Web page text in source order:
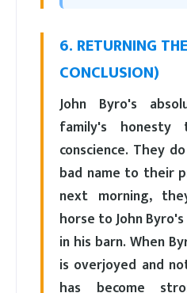
6. RETURNING
CONCLUSION)
John Byro's
family's honesty
conscience. They
bad name to their
next morning,
horse to John
in his barn. When
is overjoyed and
has become